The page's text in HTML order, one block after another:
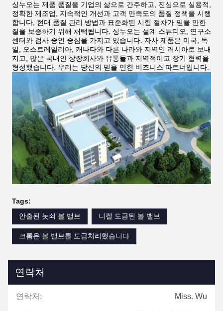
싱누오는 제품 품질을 기업의 삶으로 간주하고, 진심으로 실용적,
정확한 제조업, 지속적인 개선과 고객 만족도의 품질 정책을 시행
합니다, 현대 품질 관리 방법과 표준화된 시험 절차가 믿을 만한
질을 보증하기 위해 채택됩니다. 싱누오는 설계 스튜디오, 연구소
센터와 검사 중인 중심을 가지고 있습니다. 자사 제품은 미국, 독
일, 오스트레일리아, 캐나다와 다른 나라와 지역인 러시아로 보내
지고, 많은 국내인 상장회사와 유통들과 지역적이고 장기 협력을
형성했습니다. 우리는 당신의 믿을 만한 비즈니스 파트너입니다.
Tags:
안출된 놋쇠 볼 밸브
니켈 도금된 볼 밸브
크롬은 볼 밸브를 도금처리했습니다
연락처
연락처: Miss. Wu